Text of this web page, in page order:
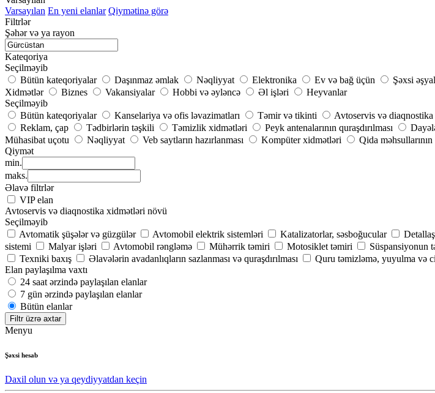
Varsayılan En yeni elanlar Qiymətinə görə
Filtrlər
Şəhər və ya rayon
Kateqoriya
Seçilməyib
Bütün kateqoriyalar
Daşınmaz əmlak Nəqliyyat Elektronika Ev və bağ üçün Şəxsi
Xidmətlər
Biznes Vakansiyalar Hobbi və əyləncə Əl işləri
Heyvanlar
Seçilməyib
Bütün kateqoriyalar
Kanselariya və ofis ləvazimatları Təmir və tikinti Avtoservis və diaqnostika
Reklam, çap
Tədbirlərin təşkili Təmizlik xidmətləri Peyk antenalarının quraşdırılması
Mühasibat uçotu
Nəqliyyat Veb saytların hazırlanması Kompüter xidmətləri Qida məhsullarının
Qiymət
min.
maks.
Əlavə filtrlər
VIP elan
Avtoservis və diaqnostika xidmətləri növü
Seçilməyib
Avtomatik şüşələr və güzgülər
Avtomobil elektrik sistemləri Katalizatorlar, səsboğucular
sistemi
Malyar işləri Avtomobil rəngləmə Mühərrik təmiri Motosiklet təmiri Süspansiyonun
Texniki baxış
Əlavələrin avadanlıqların sazlanması və quraşdırılması Quru təmizləmə, yuyulma və
Elan paylaşılma vaxtı
24 saat ərzində paylaşılan elanlar
7 gün ərzində paylaşılan elanlar
Bütün elanlar
Filtr üzrə axtar
Menyu
Şəxsi hesab
Daxil olun və ya qeydiyyatdan keçin